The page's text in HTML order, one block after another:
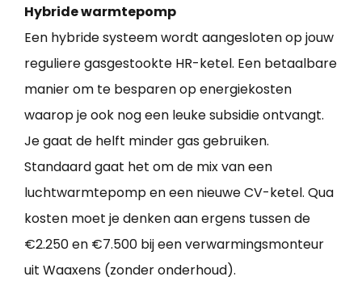
Hybride warmtepomp
Een hybride systeem wordt aangesloten op jouw
reguliere gasgestookte HR-ketel. Een betaalbare
manier om te besparen op energiekosten
waarop je ook nog een leuke subsidie ontvangt.
Je gaat de helft minder gas gebruiken.
Standaard gaat het om de mix van een
luchtwarmtepomp en een nieuwe CV-ketel. Qua
kosten moet je denken aan ergens tussen de
€2.250 en €7.500 bij een verwarmingsmonteur
uit Waaxens (zonder onderhoud).